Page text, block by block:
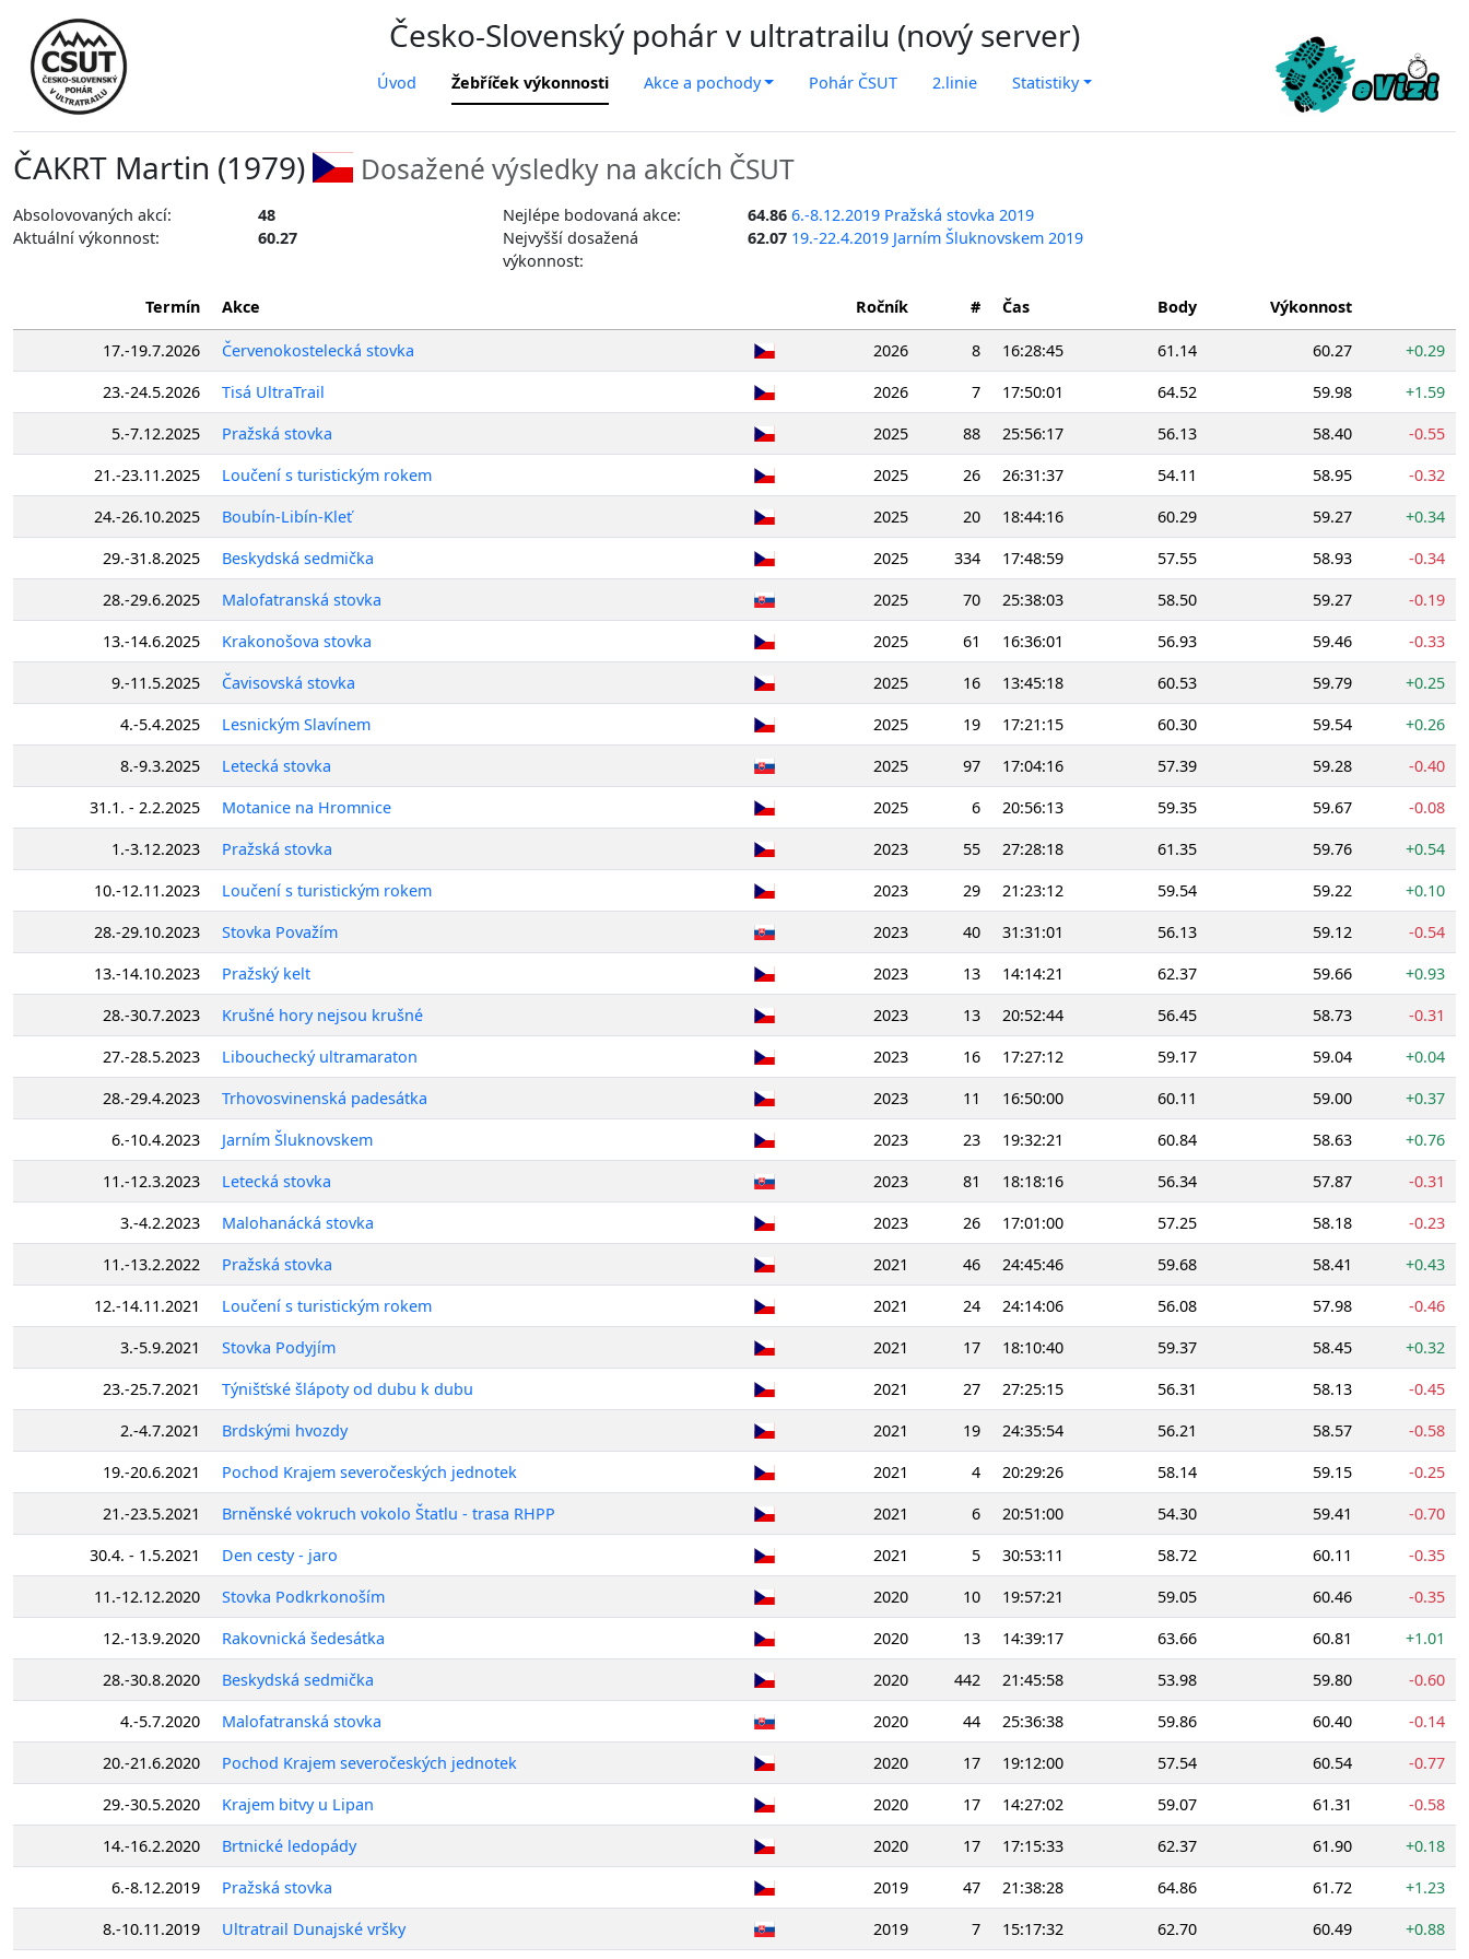
Česko-Slovenský pohár v ultratrailu (nový server)
Úvod Žebříček výkonnosti Akce a pochody Pohár ČSUT 2.linie Statistiky
ČAKRT Martin (1979) Dosažené výsledky na akcích ČSUT
Absolovovaných akcí: 48 Nejlépe bodovaná akce: 64.86 6.-8.12.2019 Pražská stovka 2019
Aktuální výkonnost:
60.27
Nejvyšší dosažená
výkonnost:
62.07 19.-22.4.2019 Jarním Šluknovskem 2019
Termín Akce Ročník # Čas Body Výkonnost
17.-19.7.2026 Červenokostelecká stovka 2026 8 16:28:45 61.14 60.27
+0.29
23.-24.5.2026
Tisá UltraTrail 2026 7 17:50:01 64.52 59.98
+1.59
5.-7.12.2025
Pražská stovka 2025 88 25:56:17 56.13 58.40
-0.55
21.-23.11.2025
Loučení s turistickým rokem 2025 26 26:31:37 54.11 58.95
-0.32
24.-26.10.2025
Boubín-Libín-Kleť 2025 20 18:44:16 60.29 59.27
+0.34
29.-31.8.2025
Beskydská sedmička 2025 334 17:48:59 57.55 58.93
-0.34
28.-29.6.2025
Malofatranská stovka 2025 70 25:38:03 58.50 59.27
-0.19
13.-14.6.2025
Krakonošova stovka 2025 61 16:36:01 56.93 59.46
-0.33
9.-11.5.2025
Čavisovská stovka 2025 16 13:45:18 60.53 59.79
+0.25
4.-5.4.2025
Lesnickým Slavínem 2025 19 17:21:15 60.30 59.54
+0.26
8.-9.3.2025
Letecká stovka 2025 97 17:04:16 57.39 59.28
-0.40
31.1. - 2.2.2025
Motanice na Hromnice 2025 6 20:56:13 59.35 59.67
-0.08
1.-3.12.2023
Pražská stovka 2023 55 27:28:18 61.35 59.76
+0.54
10.-12.11.2023
Loučení s turistickým rokem 2023 29 21:23:12 59.54 59.22
+0.10
28.-29.10.2023
Stovka Považím 2023 40 31:31:01 56.13 59.12
-0.54
13.-14.10.2023
Pražský kelt 2023 13 14:14:21 62.37 59.66
+0.93
28.-30.7.2023
Krušné hory nejsou krušné 2023 13 20:52:44 56.45 58.73
-0.31
27.-28.5.2023
Libouchecký ultramaraton 2023 16 17:27:12 59.17 59.04
+0.04
28.-29.4.2023
Trhovosvinenská padesátka 2023 11 16:50:00 60.11 59.00
+0.37
6.-10.4.2023
Jarním Šluknovskem 2023 23 19:32:21 60.84 58.63
+0.76
11.-12.3.2023
Letecká stovka 2023 81 18:18:16 56.34 57.87
-0.31
3.-4.2.2023
Malohanácká stovka 2023 26 17:01:00 57.25 58.18
-0.23
11.-13.2.2022
Pražská stovka 2021 46 24:45:46 59.68 58.41
+0.43
12.-14.11.2021
Loučení s turistickým rokem 2021 24 24:14:06 56.08 57.98
-0.46
3.-5.9.2021
Stovka Podyjím 2021 17 18:10:40 59.37 58.45
+0.32
23.-25.7.2021
Týnišťské šlápoty od dubu k dubu 2021 27 27:25:15 56.31 58.13
-0.45
2.-4.7.2021
Brdskými hvozdy 2021 19 24:35:54 56.21 58.57
-0.58
19.-20.6.2021
Pochod Krajem severočeských jednotek 2021 4 20:29:26 58.14 59.15
-0.25
21.-23.5.2021
Brněnské vokruch vokolo Štatlu - trasa RHPP 2021 6 20:51:00 54.30 59.41
-0.70
30.4. - 1.5.2021
Den cesty - jaro 2021 5 30:53:11 58.72 60.11
-0.35
11.-12.12.2020
Stovka Podkrkonoším 2020 10 19:57:21 59.05 60.46
-0.35
12.-13.9.2020
Rakovnická šedesátka 2020 13 14:39:17 63.66 60.81
+1.01
28.-30.8.2020
Beskydská sedmička 2020 442 21:45:58 53.98 59.80
-0.60
4.-5.7.2020
Malofatranská stovka 2020 44 25:36:38 59.86 60.40
-0.14
20.-21.6.2020
Pochod Krajem severočeských jednotek 2020 17 19:12:00 57.54 60.54
-0.77
29.-30.5.2020
Krajem bitvy u Lipan 2020 17 14:27:02 59.07 61.31
-0.58
14.-16.2.2020
Brtnické ledopády 2020 17 17:15:33 62.37 61.90
+0.18
6.-8.12.2019
Pražská stovka 2019 47 21:38:28 64.86 61.72
+1.23
8.-10.11.2019
Ultratrail Dunajské vršky 2019 7 15:17:32 62.70 60.49 +0.88